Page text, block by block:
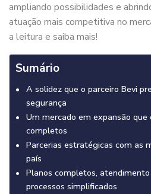
ampliando possibilidades e
atuação mais competitiva no
a leitura e saiba mais!
Sumário
A solidez que o parceiro Bevi
segurança
Um mercado em expansão
completos
Parcerias estratégicas com as
país
Planos completos,
processos simplificados